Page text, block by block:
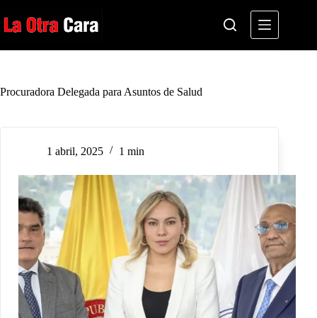
al
contenido
Procuradora Delegada para Asuntos de Salud
1 abril, 2025 1 min